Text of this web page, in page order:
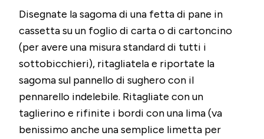
Disegnate la sagoma di una fetta di pane in
cassetta su un foglio di carta o di cartoncino
(per avere una misura standard di tutti i
sottobicchieri), ritagliatela e riportate la
sagoma sul pannello di sughero con il
pennarello indelebile. Ritagliate con un
taglierino e rifinite i bordi con una lima (va
benissimo anche una semplice limetta per